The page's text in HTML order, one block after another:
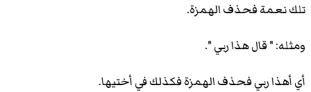
تلك نعمة فحذف الهمزة.
ومثله: " قال هذا ربي ".
أي أهذا ربي فحذف الهمزة فكذلك في أختيها.